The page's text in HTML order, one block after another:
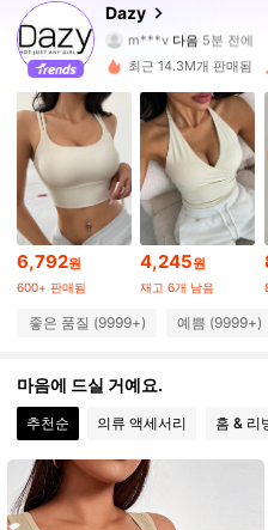
Dazy
m***5 가 탐색 중입니다
4.91
6.6M 팔로워
4.91 6.6M 팔로워
4.91 6.6M 팔로워
4.91 6.6M 팔로워
6.6M 팔로워
4.91
최근 14.3M개 판매됨
6,792원
600+ 판매됨
4,245원
재고 6개 남음
좋은 품질 (9999+) 예쁨 (9999+)
마음에 드실 거예요.
추천순 의류 액세서리 홈 & 리